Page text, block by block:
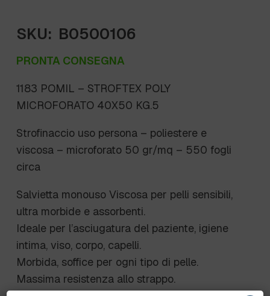
SKU: B0500106
PRONTA CONSEGNA
1183 POMIL – STROFTEX POLY
MICROFORATO 40X50 KG.5
Strofinaccio uso persona – poliestere e
viscosa – microforato 50 gr/mq – 550 fogli
circa
Salvietta monouso Viscosa per pelli sensibili,
ultra morbide e assorbenti.
Ideale per l’asciugatura del paziente, igiene
intima, viso, corpo, capelli.
Morbida, soffice per ogni tipo di pelle.
Massima resistenza allo strappo.